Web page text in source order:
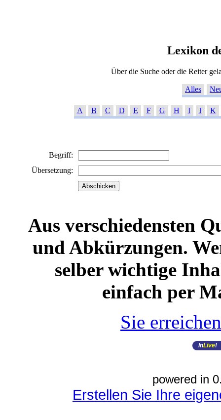
Lexikon
Über die Suche oder die Reiter
Alles
A B C D E F G H I J K
Begriff:
Übersetzung:
Aus verschiedensten
und Abkürzungen.
selber wichtige
einfach per
Sie
InLive!
powered in
Erstellen Sie Ihre